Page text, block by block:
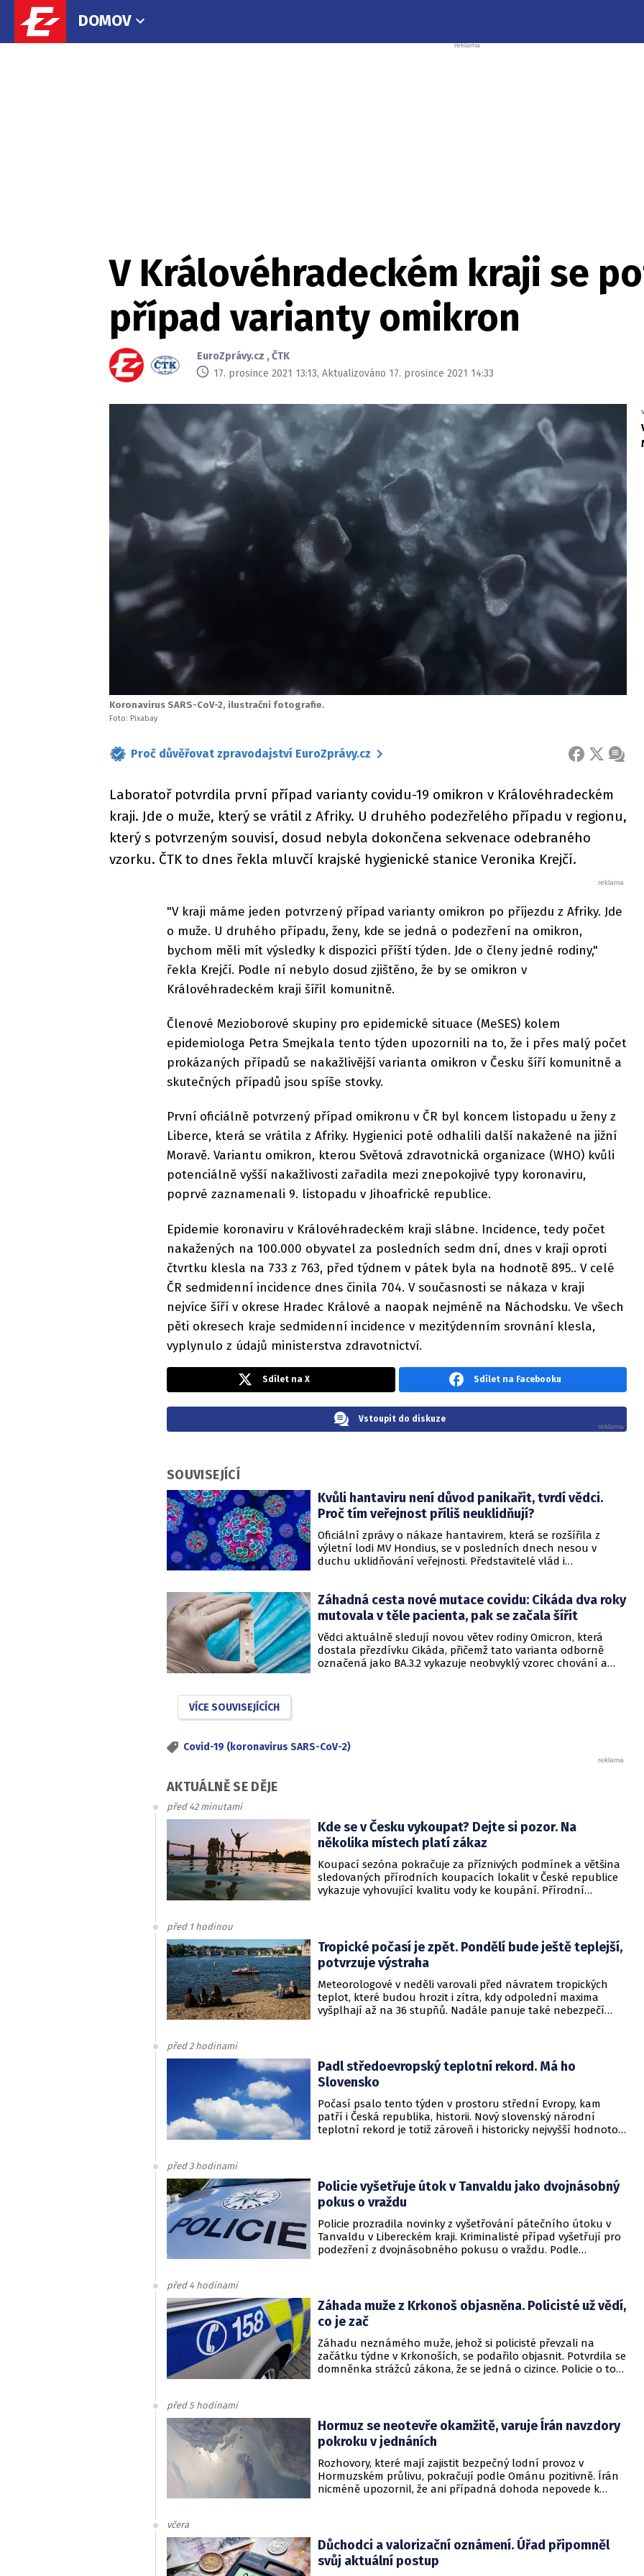
DOMOV
V Královéhradeckém kraji se
případ varianty omikron
EuroZprávy.cz ,ČTK
17. prosince 2021 13:13, Aktualizováno 17. prosince 2021 14:33
Koronavirus SARS-CoV-2, ilustrační fotografie.
Foto: Pixabay
Proč důvěřovat zpravodajství EuroZprávy.cz FACEBOOK
X
Laboratoř potvrdila první případ varianty covidu-19 omikron v Královéhradeckém
kraji. Jde o muže, který se vrátil z Afriky. U druhého podezřelého případu v regionu,
který s potvrzeným souvisí, dosud nebyla dokončena sekvenace odebraného
vzorku. ČTK to dnes řekla mluvčí krajské hygienické stanice Veronika Krejčí.
"V kraji máme jeden potvrzený případ varianty omikron po příjezdu z Afriky. Jde
o muže. U druhého případu, ženy, kde se jedná o podezření na omikron,
bychom měli mít výsledky k dispozici příští týden. Jde o členy jedné rodiny,"
řekla Krejčí. Podle ní nebylo dosud zjištěno, že by se omikron v
Královéhradeckém kraji šířil komunitně.
Členové Mezioborové skupiny pro epidemické situace (MeSES) kolem
epidemiologa Petra Smejkala tento týden upozornili na to, že i přes malý počet
prokázaných případů se nakažlivější varianta omikron v Česku šíří komunitně a
skutečných případů jsou spíše stovky.
První oficiálně potvrzený případ omikronu v ČR byl koncem listopadu u ženy z
Liberce, která se vrátila z Afriky. Hygienici poté odhalili další nakažené na jižní
Moravě. Variantu omikron, kterou Světová zdravotnická organizace (WHO) kvůli
potenciálně vyšší nakažlivosti zařadila mezi znepokojivé typy koronaviru,
poprvé zaznamenali 9. listopadu v Jihoafrické republice.
Epidemie koronaviru v Královéhradeckém kraji slábne. Incidence, tedy počet
nakažených na 100.000 obyvatel za posledních sedm dní, dnes v kraji oproti
čtvrtku klesla na 733 z 763, před týdnem v pátek byla na hodnotě 895.. V celé
ČR sedmidenní incidence dnes činila 704. V současnosti se nákaza v kraji
nejvíce šíří v okrese Hradec Králové a naopak nejméně na Náchodsku. Ve všech
pěti okresech kraje sedmidenní incidence v mezitýdenním srovnání klesla,
vyplynulo z údajů ministerstva zdravotnictví.
Sdílet na X Sdílet na Facebooku
Vstoupit do diskuze
SOUVISEJÍCÍ
Kvůli hantaviru není důvod panikařit, tvrdí vědci.
Proč tím veřejnost příliš neuklidňují?
Oficiální zprávy o nákaze hantavirem, která se rozšířila z
výletní lodi MV Hondius, se v posledních dnech nesou v
duchu uklidňování veřejnosti. Představitelé vlád i
však podle CNN varují, že příliš sebevědomá rétorika, kterou
označují za úmyslné šíření klidu, může mít opačný účinek a
prohloubit úzkost ve společnosti, která má stále v živé paměti
pandemii covidu-19.
Záhadná cesta nové mutace covidu: Cikáda dva roky
mutovala v těle pacienta, pak se začala šířit
Vědci aktuálně sledují novou větev rodiny Omicron, která
dostala přezdívku Cikáda, přičemž tato varianta odborně
označená jako BA.3.2 vykazuje neobvyklý vzorec chování a
nečekaně vynořit po letech strávených pod zemí.
VÍCE SOUVISEJÍCÍCH
Covid-19 (koronavirus SARS-CoV-2)
AKTUÁLNĚ SE DĚJE
před 42 minutami
Kde se v Česku vykoupat? Dejte si pozor. Na
několika místech platí zákaz
Koupací sezóna pokračuje za příznivých podmínek a většina
sledovaných přírodních koupacích lokalit v České republice
vykazuje vyhovující kvalitu vody ke koupání. Přírodní
často přesahujícími 30 °C.
před 1 hodinou
Tropické počasí je zpět. Pondělí bude ještě teplejší,
potvrzuje výstraha
Meteorologové v neděli varovali před návratem tropických
teplot, které budou hrozit i zítra, kdy odpolední maxima
vyšplhají až na 36 stupňů. Nadále panuje také nebezpečí
před 2 hodinami
Padl středoevropský teplotní rekord. Má ho
Slovensko
Počasí psalo tento týden v prostoru střední Evropy, kam
patří i Česká republika, historii. Nový slovenský národní
teplotní rekord je totiž zároveň i historicky nejvyšší hodnotou
před 3 hodinami
Policie vyšetřuje útok v Tanvaldu jako dvojnásobný
pokus o vraždu
Policie prozradila novinky z vyšetřování pátečního útoku v
Tanvaldu v Libereckém kraji. Kriminalisté případ vyšetřují pro
podezření z dvojnásobného pokusu o vraždu. Podle
před 4 hodinami
Záhada muže z Krkonoš objasněna. Policisté už vědí,
co je zač
Záhadu neznámého muže, jehož si policisté převzali na
začátku týdne v Krkonoších, se podařilo objasnit. Potvrdila se
domněnka strážců zákona, že se jedná o cizince. Policie o tom
před 5 hodinami
Hormuz se neotevře okamžitě, varuje Írán navzdory
pokroku v jednáních
Rozhovory, které mají zajistit bezpečný lodní provoz v
Hormuzském průlivu, pokračují podle Ománu pozitivně. Írán
nicméně upozornil, že ani případná dohoda nepovede k
včera
Důchodci a valorizační oznámení. Úřad připomněl
svůj aktuální postup